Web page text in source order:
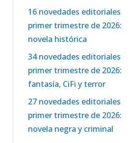
16 novedades editoriales
primer trimestre de 2026:
novela histórica
34 novedades editoriales
primer trimestre de 2026:
fantasía, CiFi y terror
27 novedades editoriales
primer trimestre de 2026:
novela negra y criminal